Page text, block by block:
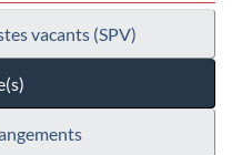
vacants (SPV)